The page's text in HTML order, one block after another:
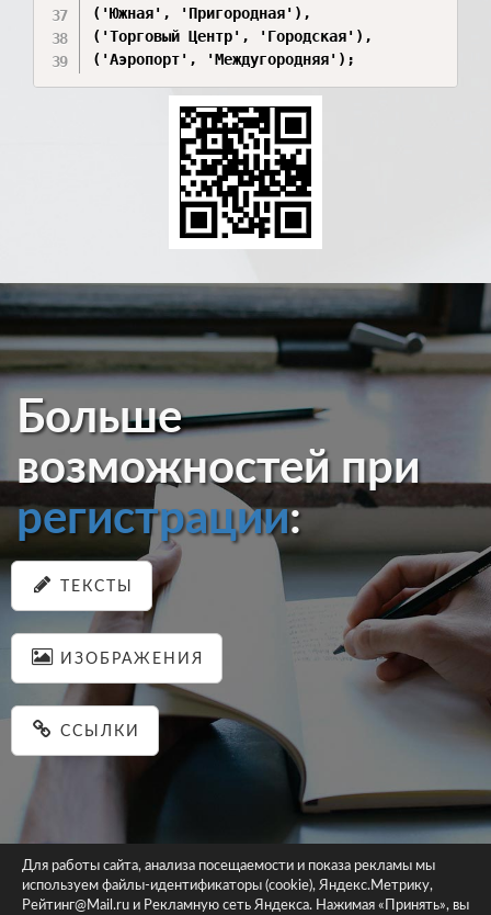
('Южная', 'Пригородная'),
('Торговый Центр', 'Городская'),
('Аэропорт', 'Междугородняя');
Больше
возможностей при
регистрации:
ТЕКСТЫ
ИЗОБРАЖЕНИЯ
ССЫЛКИ
© 2026 pastein.ru |Пользовательское соглашение|Политика
Для работы сайта, анализа посещаемости и показа рекламы мы
используем файлы-идентификаторы (cookie), Яндекс.Метрику,
Рейтинг@Mail.ru и Рекламную сеть Яндекса. Нажимая «Принять», вы